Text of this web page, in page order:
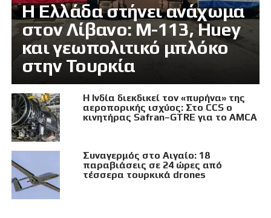
Η Ελλάδα στήνει ανάχωμα
στον Λίβανο: M-113, Huey
και γεωπολιτικό μπλόκο
στην Τουρκία
Η Ινδία διεκδικεί τον «πυρήνα» της
αεροπορικής ισχύος: Στο CCS ο
κινητήρας Safran–GTRE για το AMCA
Συναγερμός στο Αιγαίο: 18
παραβιάσεις σε 24 ώρες από
τέσσερα τουρκικά drones